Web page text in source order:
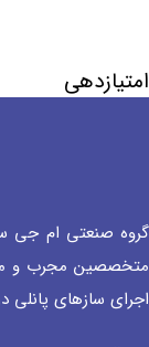
امتیازدهی
گروه صنعتی ام جی
متخصصین مجرب و
اجرای سازهای پانلی